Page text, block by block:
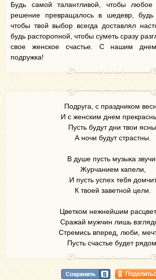
Будь самой талантливой, чтобы любое
решение превращалось в шедевр, будь
чтобы твой выбор всегда доставлял
будь расторопной, чтобы суметь сразу
свое женское счастье. С нашим
подружка!
Подруга, с праздником
И с женским днем
Пусть будут дни твои ясны,
А ночи будут страстны.
В душе пусть музыка
Журчанием капели,
И пусть успех тебя
К твоей заветной цели.
Цветком нежнейшим
Сражай мужчин лишь
Стремись вперед, люби,
Пусть счастье будет